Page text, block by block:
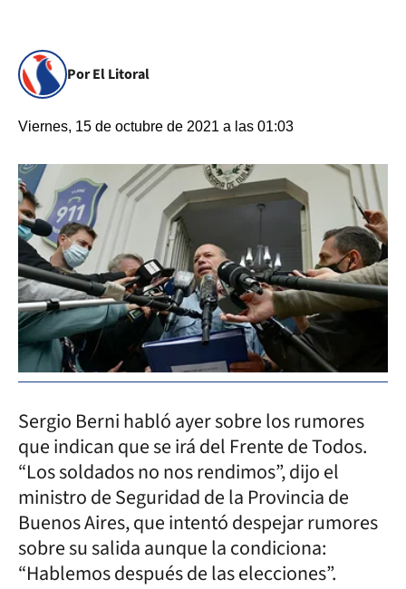
Por El Litoral
Viernes, 15 de octubre de 2021 a las 01:03
Sergio Berni habló ayer sobre los rumores
que indican que se irá del Frente de Todos.
“Los soldados no nos rendimos”, dijo el
ministro de Seguridad de la Provincia de
Buenos Aires, que intentó despejar rumores
sobre su salida aunque la condiciona:
“Hablemos después de las elecciones”.